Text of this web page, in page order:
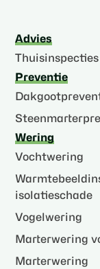
Advies
Thuisinspecties
Preventie
Wering
Vochtwering
isolatieschade
Vogelwering
Marterwering
Marterwering